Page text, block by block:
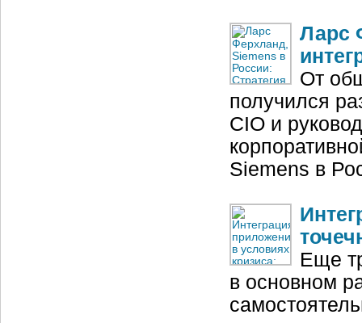
Ларс
От
получился
CIO и
Siemens в
Еще
в основном